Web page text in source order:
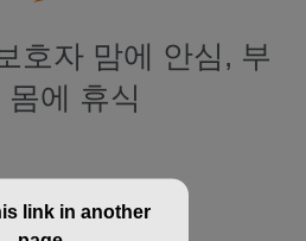
호자 맘에 안심, 부
몸에 휴식